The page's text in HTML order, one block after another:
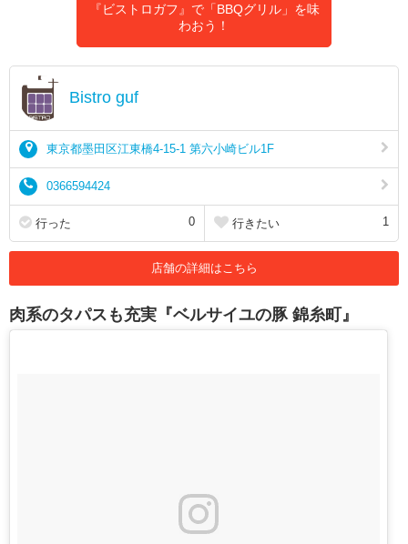
『ビストロガフ』で「BBQグリル」を味
わおう！
Bistro guf
東京都墨田区江東橋4-15-1 第六小崎ビル1F
0366594424
行った 0 行きたい 1
店舗の詳細はこちら
肉系のタパスも充実『ベルサイユの豚 錦糸町』